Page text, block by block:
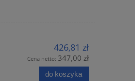
426,81 zł
Cena netto: 347,00 zł
do koszyka